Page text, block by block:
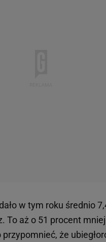
w tym roku średnio
To aż o 51 procent
że